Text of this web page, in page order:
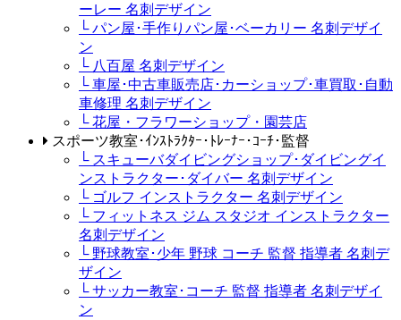
ーレー 名刺デザイン
└ パン屋･手作りパン屋･ベーカリー 名刺デザイ
ン
└ 八百屋 名刺デザイン
└ 車屋･中古車販売店･カーショップ･車買取･自動
車修理 名刺デザイン
└ 花屋・フラワーショップ・園芸店
スポーツ教室･ｲﾝｽﾄﾗｸﾀｰ･ﾄﾚｰﾅｰ･ｺｰﾁ･監督
└ スキューバダイビングショップ･ダイビングイ
ンストラクター･ダイバー 名刺デザイン
└ ゴルフ インストラクター 名刺デザイン
└ フィットネス ジム スタジオ インストラクター
名刺デザイン
└ 野球教室･少年 野球 コーチ 監督 指導者 名刺デ
ザイン
└ サッカー教室･コーチ 監督 指導者 名刺デザイ
ン